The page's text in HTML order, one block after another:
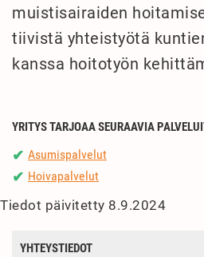
muistisairaiden
tiivistä yhteistyötä
kanssa hoitotyön
YRITYS TARJOAA SEURAAVIA
✔ Asumispalvelut
✔ Hoivapalvelut
Tiedot päivitetty 8.9.2024
YHTEYSTIEDOT